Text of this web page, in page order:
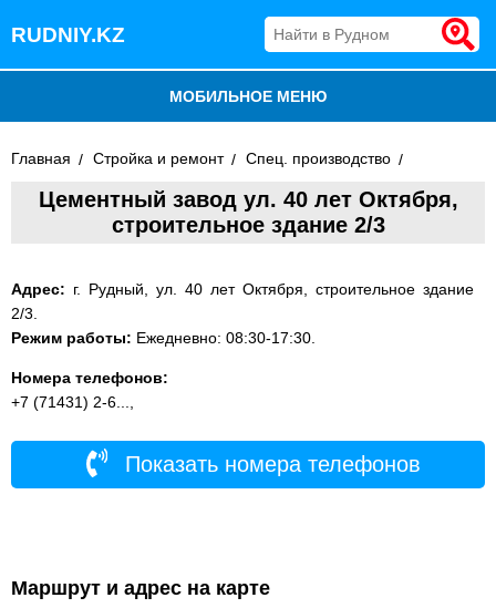
RUDNIY.KZ
МОБИЛЬНОЕ МЕНЮ
ВСЕ ОРГАНИЗАЦИИ
Главная Стройка и ремонт Спец. производство
Цементный завод ул. 40 лет Октября,
строительное здание 2/3
Адрес: г. Рудный, ул. 40 лет Октября, строительное здание
2/3.
Режим работы: Ежедневно: 08:30-17:30.
Номера телефонов:
+7 (71431) 2-6...,
Показать номера телефонов
Маршрут и адрес на карте